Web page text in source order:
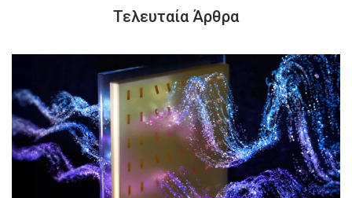
Τελευταία Άρθρα